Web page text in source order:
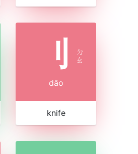
刂
ㄉ
ㄠ
dāo
knife